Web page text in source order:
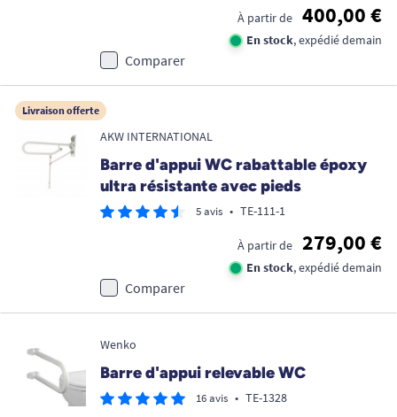
À partir de
400,00 €
En stock, expédié demain
Comparer
Livraison offerte
AKW INTERNATIONAL
Barre d'appui WC rabattable époxy
ultra résistante avec pieds
5 avis • TE-111-1
À partir de 279,00 €
En stock, expédié demain
Comparer
Wenko
Barre d'appui relevable WC
16 avis • TE-1328